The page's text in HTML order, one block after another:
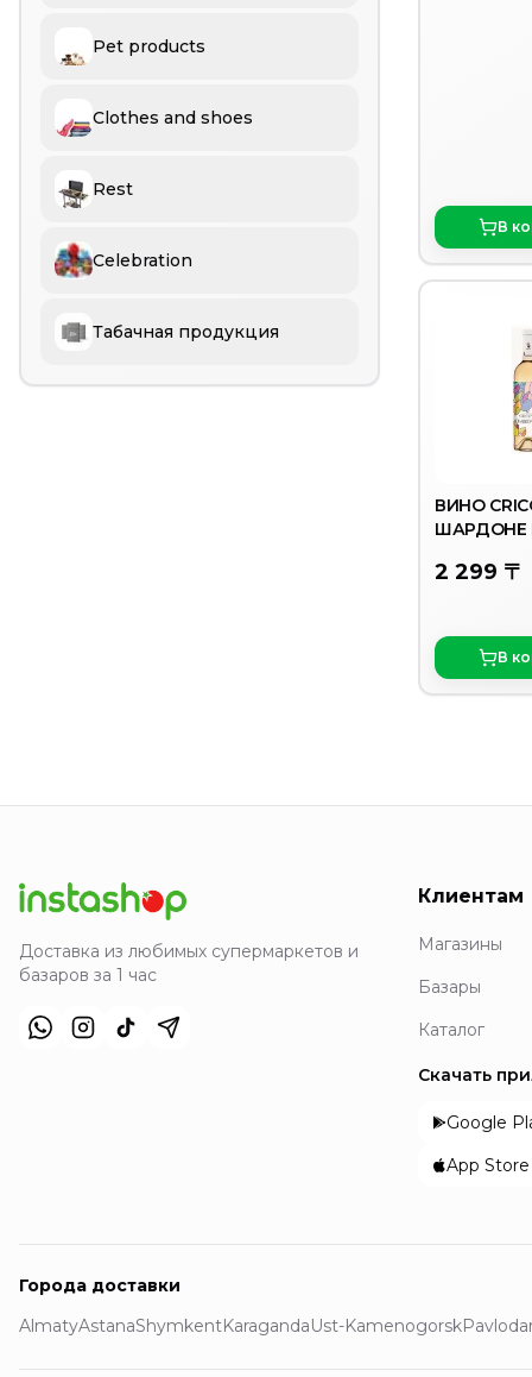
Pet products
Clothes and shoes
Rest
Celebration
Табачная продукция
В
ВИНО
ШАРДОНЕ
2 299 〒
В
Доставка из любимых супермаркетов и
базаров за 1 час
Клиентам
Магазины
Базары
Каталог
Скачать
Google
App Store
Города доставки
AlmatyAstanaShymkentKaragandaUst-Kamenogorsk